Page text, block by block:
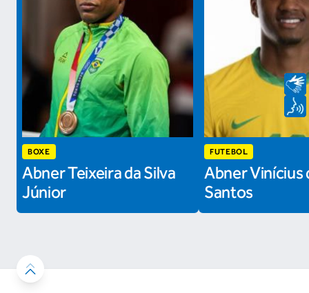
BOXE
Abner Teixeira da Silva
Júnior
FUTEBOL
Abner Vinícius
Santos